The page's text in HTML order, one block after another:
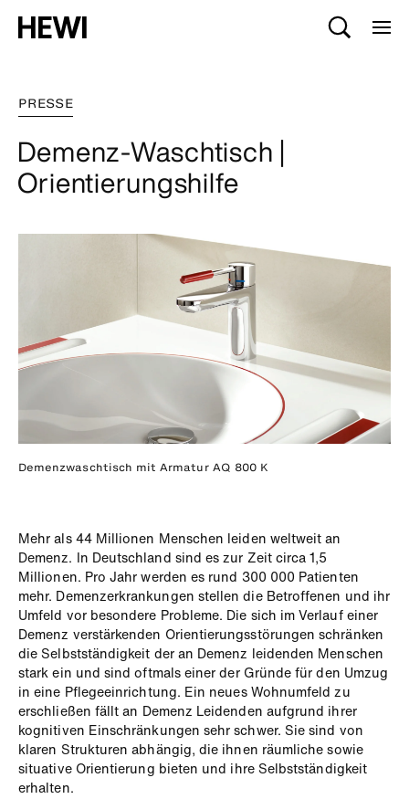
PRESSE
Demenz-Waschtisch |
Orientierungshilfe
Demenzwaschtisch mit Armatur AQ 800 K
Mehr als 44 Millionen Menschen leiden weltweit an
Demenz. In Deutschland sind es zur Zeit circa 1,5
Millionen. Pro Jahr werden es rund 300 000 Patienten
mehr. Demenzerkrankungen stellen die Betroffenen und ihr
Umfeld vor besondere Probleme. Die sich im Verlauf einer
Demenz verstärkenden Orientierungsstörungen schränken
die Selbstständigkeit der an Demenz leidenden Menschen
stark ein und sind oftmals einer der Gründe für den Umzug
in eine Pflegeeinrichtung. Ein neues Wohnumfeld zu
erschließen fällt an Demenz Leidenden aufgrund ihrer
kognitiven Einschränkungen sehr schwer. Sie sind von
klaren Strukturen abhängig, die ihnen räumliche sowie
situative Orientierung bieten und ihre Selbstständigkeit
erhalten.